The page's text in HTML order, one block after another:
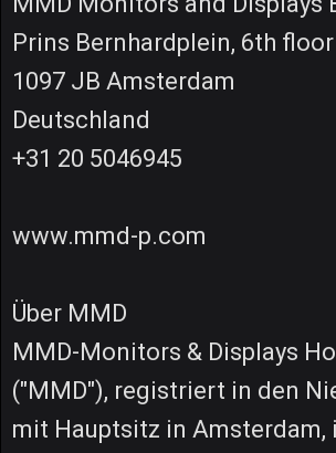
Prins Bernhardplein, 6th
1097 JB Amsterdam
Deutschland
+31 20 5046945
www.mmd-p.com
Über MMD
MMD-Monitors & Displays
("MMD"), registriert in den
mit Hauptsitz in Amsterdam,